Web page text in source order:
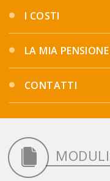
I COSTI
LA MIA
CONTATTI